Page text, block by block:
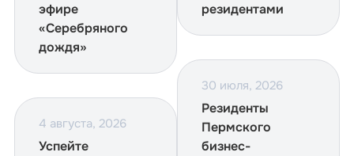
эфире
«Серебряного
дождя»
4 августа, 2026
Успейте
резидентами
30 июля, 2026
Резиденты
Пермского
бизнес-